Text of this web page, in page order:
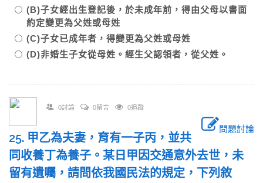
(B)子女經出生登記後，於未成年前，得由父母以書面
約定變更為父姓或母姓
(C)子女已成年者，得變更為父姓或母姓
(D)非婚生子女從母姓。經生父認領者，從父姓。
0討論 0留言 0追蹤
問題討論
25. 甲乙為夫妻，育有一子丙，並共
同收養丁為養子。某日甲因交通意外去世，未
留有遺囑，請問依我國民法的規定，下列敘